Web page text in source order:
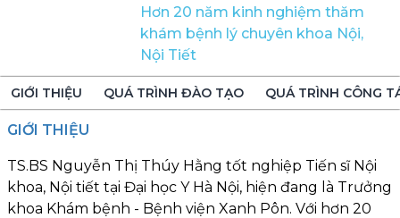
Hơn 20 năm kinh nghiệm thăm
khám bệnh lý chuyên khoa Nội,
Nội Tiết
GIỚI THIỆU QUÁ TRÌNH ĐÀO TẠO QUÁ TRÌNH CÔNG
GIỚI THIỆU
TS.BS Nguyễn Thị Thúy Hằng tốt nghiệp Tiến sĩ Nội
khoa, Nội tiết tại Đại học Y Hà Nội, hiện đang là Trưởng
khoa Khám bệnh - Bệnh viện Xanh Pôn. Với hơn 20